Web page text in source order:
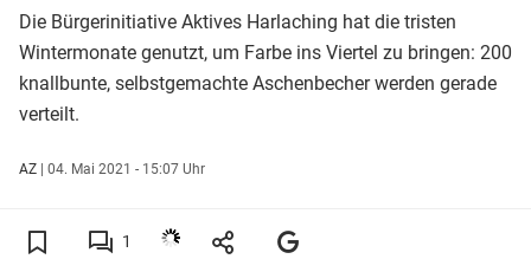
Die Bürgerinitiative Aktives Harlaching hat die tristen
Wintermonate genutzt, um Farbe ins Viertel zu bringen: 200
knallbunte, selbstgemachte Aschenbecher werden gerade
verteilt.
AZ | 04. Mai 2021 - 15:07 Uhr
1